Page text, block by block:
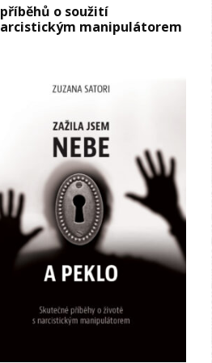
o soužití
manipulátorem